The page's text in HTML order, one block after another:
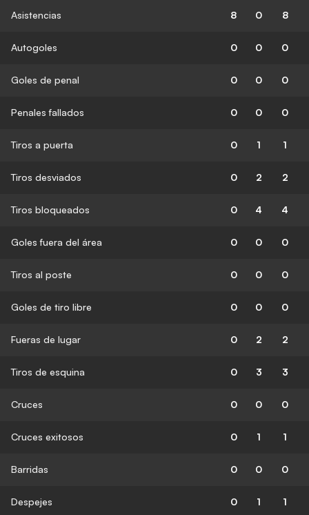
Asistencias 8 0 8
Autogoles 0 0 0
Goles de penal 0 0 0
Penales fallados 0 0 0
Tiros a puerta 0 1 1
Tiros desviados 0 2 2
Tiros bloqueados 0 4 4
Goles fuera del área 0 0 0
Tiros al poste 0 0 0
Goles de tiro libre 0 0 0
Fueras de lugar 0 2 2
Tiros de esquina 0 3 3
Cruces 0 0 0
Cruces exitosos 0 1 1
Barridas 0 0 0
Despejes 0 1 1